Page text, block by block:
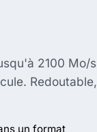
2100 Mo/s
Redoutable,
un format